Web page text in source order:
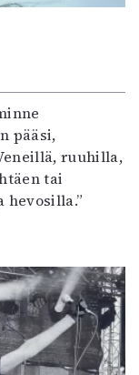
pääsi,
ruuhilla,
tai